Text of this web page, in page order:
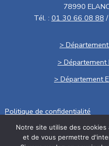
78990
Tél. : 01 30 66 08 88
>
> Département
> Département
Politique de confidentialité
Conditions générales de vente
Notre site utilise des cookies
et de vous permettre